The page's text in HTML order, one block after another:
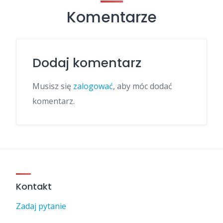
Komentarze
Dodaj komentarz
Musisz się zalogować, aby móc dodać
komentarz.
Kontakt
Zadaj pytanie